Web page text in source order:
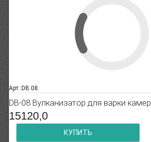
Арт.:DB.08.
DB-08 Вулканизатор для варки камер
15120,0
КУПИТЬ